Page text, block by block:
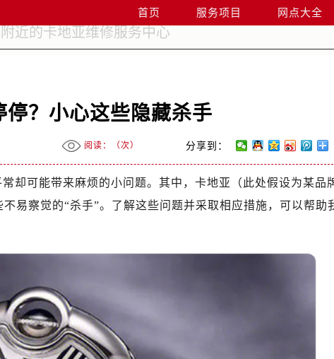
首页 服务项目 网点大全
停？小心这些隐藏杀手
阅读：（次） 分享到：
却可能带来麻烦的小问题。其中，卡地亚（此处假设为某品
易察觉的“杀手”。了解这些问题并采取相应措施，可以帮助